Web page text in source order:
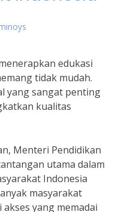
edukasi
tidak mudah.
yang sangat penting
kualitas
Menteri Pendidikan
utama dalam
Indonesia
masyarakat
yang memadai